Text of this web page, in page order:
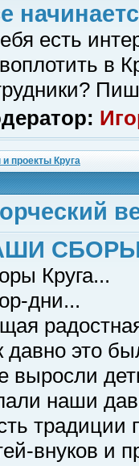
есть
в
проекты Круга
СБОРЫ
Круга...
дни...
давно это
выросли
наши
традиции
внуков и